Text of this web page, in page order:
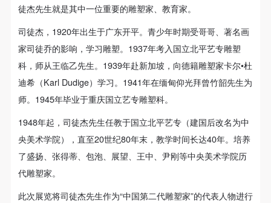
徒杰先生就是其中一位重要的雕塑家、教育家。
司徒杰，1920年出生于广东开平。青少年时期受哥哥、著名画
家司徒乔的影响，学习雕塑。1937年考入国立北平艺专雕塑
科，师从王临乙先生。1939年赴新加坡，向德籍雕塑家卡尔•杜
迪希（Karl Dudige）学习。1941年在缅甸仰光拜曾竹韶先生为
师。1945年毕业于重庆国立艺专雕塑科。
1948年起，司徒杰先生任教于国立北平艺专（建国后改名为中
央美术学院），直至20世纪80年末，教学时间长达40年。培养
了盛扬、张得蒂、包泡、展望、王中、尹刚等中央美术学院历
代雕塑家。
此次展览将司徒杰先生作为“中国第二代雕塑家”的代表人物进行
验证码
登录
可使用雅昌艺术网会员账户登录
与者因个人原因在使用相应绘画工具、创作材料及配
套设备、设施造成个人受伤、伤害他人及造成相应工
具、材料、设备或设施的故障或损坏。参与活动者应
当承当相应的全部责任，并主动赔偿相应的经济损
失。活动中任何非事故当事人及美术馆将不承担人身
事故的任何责任。
根据《中华人民共和国广告法》、《中华人民共和国
民法通则》以及 最高人民法院关于贯彻执行 《中华
人民共和国民法通则》若干问题的意见（试行）>的
有关规定，为明确肖像许可方（甲方）和使用方（乙
方）的权利义务关系，经双方友好协商，甲乙双方就
与者因个人原因在使用相应绘画工具、创作材料及配
套设备、设施造成个人受伤、伤害他人及造成相应工
具、材料、设备或设施的故障或损坏。参与活动者应
当承当相应的全部责任，并主动赔偿相应的经济损
失。活动中任何非事故当事人及美术馆将不承担人身
事故的任何责任。
根据《中华人民共和国广告法》、《中华人民共和国
民法通则》以及 最高人民法院关于贯彻执行 《中华
人民共和国民法通则》若干问题的意见（试行）>的
有关规定，为明确肖像许可方（甲方）和使用方（乙
方）的权利义务关系，经双方友好协商，甲乙双方就
与者因个人原因在使用相应绘画工具、创作材料及配
套设备、设施造成个人受伤、伤害他人及造成相应工
具、材料、设备或设施的故障或损坏。参与活动者应
当承当相应的全部责任，并主动赔偿相应的经济损
失。活动中任何非事故当事人及美术馆将不承担人身
事故的任何责任。
根据《中华人民共和国广告法》、《中华人民共和国
民法通则》以及 最高人民法院关于贯彻执行 《中华
人民共和国民法通则》若干问题的意见（试行）>的
有关规定，为明确肖像许可方（甲方）和使用方（乙
方）的权利义务关系，经双方友好协商，甲乙双方就